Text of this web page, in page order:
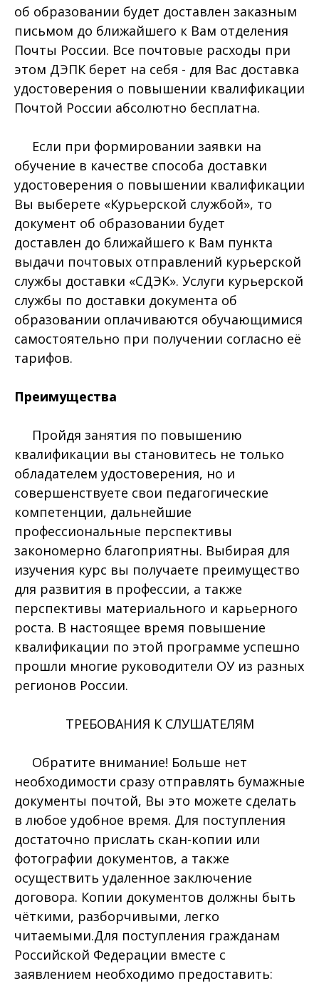
об образовании будет доставлен заказным
письмом до ближайшего к Вам отделения
Почты России. Все почтовые расходы при
этом ДЭПК берет на себя - для Вас доставка
удостоверения о повышении квалификации
Почтой России абсолютно бесплатна.
Если при формировании заявки на
обучение в качестве способа доставки
удостоверения о повышении квалификации
Вы выберете «Курьерской службой», то
документ об образовании будет
доставлен до ближайшего к Вам пункта
выдачи почтовых отправлений курьерской
службы доставки «СДЭК». Услуги курьерской
службы по доставки документа об
образовании оплачиваются обучающимися
самостоятельно при получении согласно её
тарифов.
Преимущества
Пройдя занятия по повышению
квалификации вы становитесь не только
обладателем удостоверения, но и
совершенствуете свои педагогические
компетенции, дальнейшие
профессиональные перспективы
закономерно благоприятны. Выбирая для
изучения курс вы получаете преимущество
для развития в профессии, а также
перспективы материального и карьерного
роста. В настоящее время повышение
квалификации по этой программе успешно
прошли многие руководители ОУ из разных
регионов России.
ТРЕБОВАНИЯ К СЛУШАТЕЛЯМ
Обратите внимание! Больше нет
необходимости сразу отправлять бумажные
документы почтой, Вы это можете сделать
в любое удобное время. Для поступления
достаточно прислать скан-копии или
фотографии документов, а также
осуществить удаленное заключение
договора. Копии документов должны быть
чёткими, разборчивыми, легко
читаемыми.Для поступления гражданам
Российской Федерации вместе с
заявлением необходимо предоставить: